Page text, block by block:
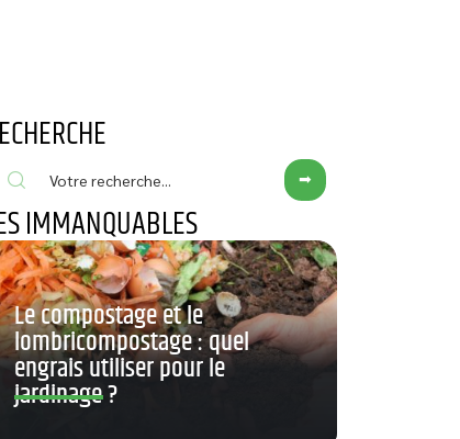
IMMANQUABLES
Le compostage et le
lombricompostage : quel
engrais utiliser pour le
jardinage ?